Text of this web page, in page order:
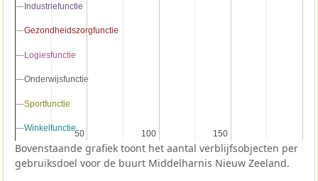
50
50 100
100 150
150
Industriefunctie
Industriefunctie
Gezondheidszorgfunctie
Gezondheidszorgfunctie
Logiesfunctie
Logiesfunctie
Onderwijsfunctie
Onderwijsfunctie
Sportfunctie
Sportfunctie
Winkelfunctie
Winkelfunctie
Bovenstaande grafiek toont het aantal verblijfsobjecten per
gebruiksdoel voor de buurt Middelharnis Nieuw Zeeland.